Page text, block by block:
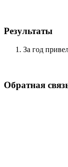
Результаты
За год
Обратная